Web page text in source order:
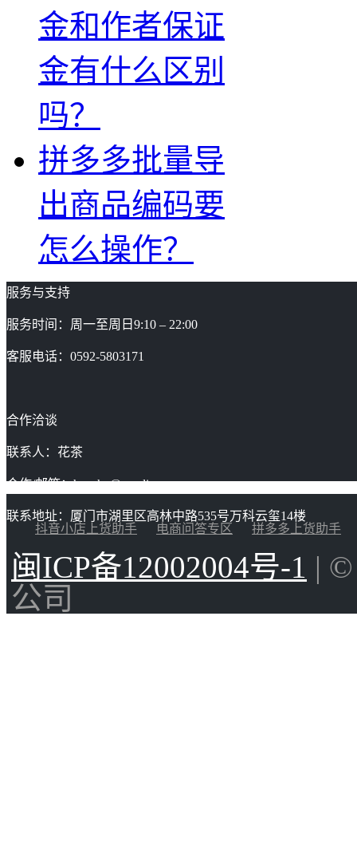
金和作者保证
金有什么区别
吗？
拼多多批量导
出商品编码要
怎么操作？
服务与支持
服务时间：周一至周日9:10 – 22:00
客服电话：0592-5803171
合作洽谈
联系人：花茶
合作/邮箱：huacha@gaoding.com
联系地址：厦门市湖里区高林中路535号万科云玺14楼
抖音小店上货助手
电商问答专区 拼多多上货助手
闽ICP备12002004号-1 |
公司